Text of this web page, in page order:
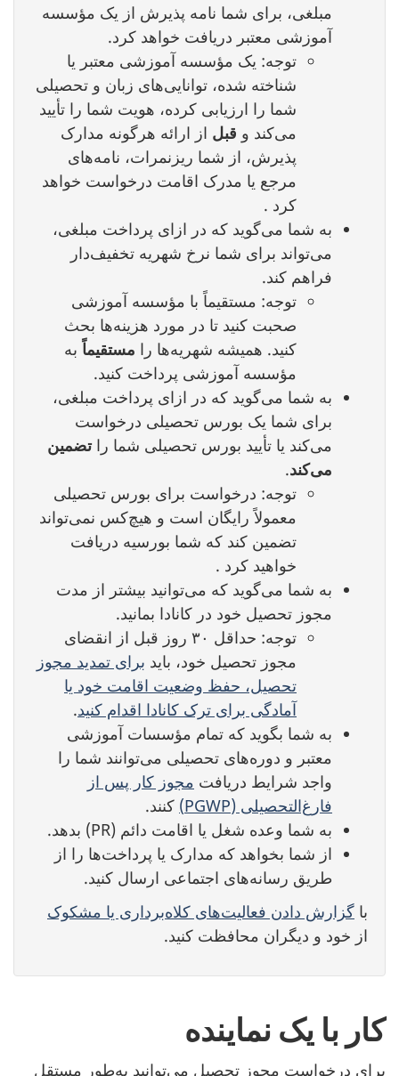
مبلغی، برای شما نامه پذیرش از یک مؤسسه
آموزشی معتبر دریافت خواهد کرد.
توجه: یک مؤسسه آموزشی معتبر یا
شناخته شده، توانایی‌های زبان و تحصیلی
شما را ارزیابی کرده، هویت شما را تأیید
می‌کند و قبل از ارائه هرگونه مدارک
پذیرش، از شما ریزنمرات، نامه‌های
مرجع یا مدرک اقامت درخواست خواهد
کرد .
به شما می‌گوید که در ازای پرداخت مبلغی،
می‌تواند برای شما نرخ شهریه تخفیف‌دار
فراهم کند.
توجه: مستقیماً با مؤسسه آموزشی
صحبت کنید تا در مورد هزینه‌ها بحث
کنید. همیشه شهریه‌ها را مستقیماً به
مؤسسه آموزشی پرداخت کنید.
به شما می‌گوید که در ازای پرداخت مبلغی،
برای شما یک بورس تحصیلی درخواست
می‌کند یا تأیید بورس تحصیلی شما راتضمین
می‌کند.
توجه: درخواست برای بورس تحصیلی
معمولاً رایگان است و هیچ‌کس نمی‌تواند
تضمین کند که شما بورسیه دریافت
خواهید کرد .
به شما می‌گوید که می‌توانید بیشتر از مدت
مجوز تحصیل خود در کانادا بمانید.
توجه: حداقل ۳۰ روز قبل از انقضای
مجوز تحصیل خود، باید برای تمدید مجوز
تحصیل، حفظ وضعیت اقامت خود یا
آمادگی برای ترک کانادا اقدام کنید.
به شما بگوید که تمام مؤسسات آموزشی
معتبر و دوره‌های تحصیلی می‌توانند شما را
واجد شرایط دریافت مجوز کار پس از
فارغ‌التحصیلی (PGWP)
کنند.
به شما وعده شغل یا اقامت دائم (PR) بدهد.
از شما بخواهد که مدارک یا پرداخت‌ها را از
طریق رسانه‌های اجتماعی ارسال کنید.
با گزارش دادن فعالیت‌های کلاه‌برداری یا مشکوک
از خود و دیگران محافظت کنید.
کار با یک نماینده
برای درخواست مجوز تحصیل می‌توانید به‌طور مستقل